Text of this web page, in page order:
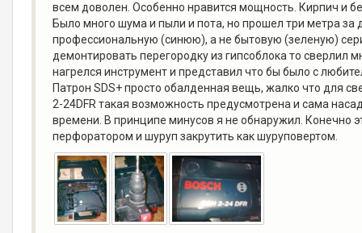
всем доволен. Особенно нравится мощность. Кирпич и
Было много шума и пыли и пота, но прошел три метра
профессиональную (синюю), а не бытовую (зеленую)
демонтировать перегородку из гипсоблока то сверлил
нагрелся инструмент и представил что бы было с
Патрон SDS+ просто обалденная вещь, жалко что для
2-24DFR такая возможность предусмотрена и сама
времени. В принципе минусов я не обнаружил. Конечно
перфоратором и шуруп закрутить как шуруповертом.